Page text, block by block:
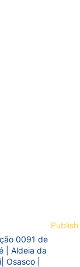
0091 de
| Aldeia da
|